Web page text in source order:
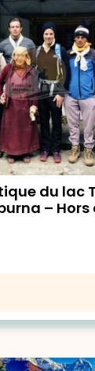
du lac
– Hors